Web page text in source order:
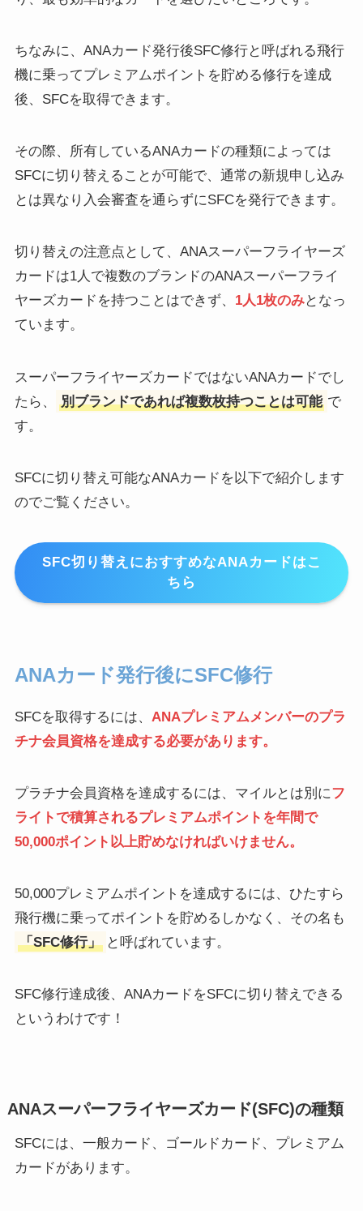
ちなみに、ANAカード発行後SFC修行と呼ばれる飛行
機に乗ってプレミアムポイントを貯める修行を達成
後、SFCを取得できます。
その際、所有しているANAカードの種類によっては
SFCに切り替えることが可能で、通常の新規申し込み
とは異なり入会審査を通らずにSFCを発行できます。
切り替えの注意点として、ANAスーパーフライヤーズ
カードは1人で複数のブランドのANAスーパーフライ
ヤーズカードを持つことはできず、 1人1枚のみとなっ
ています。
スーパーフライヤーズカードではないANAカードでし
たら、
別ブランドであれば複数枚持つことは可能 で
す。
SFCに切り替え可能なANAカードを以下で紹介します
のでご覧ください。
SFC切り替えにおすすめなANAカードはこ
ちら
ANAカード発行後にSFC修行
SFCを取得するには、 ANAプレミアムメンバーのプラ
チナ会員資格を達成する必要があります。
プラチナ会員資格を達成するには、マイルとは別にフ
ライトで積算されるプレミアムポイントを年間で
50,000ポイント以上貯めなければいけません。
50,000プレミアムポイントを達成するには、ひたすら
飛行機に乗ってポイントを貯めるしかなく、その名も
「SFC修行」 と呼ばれています。
SFC修行達成後、ANAカードをSFCに切り替えできる
というわけです！
ANAスーパーフライヤーズカード(SFC)の種類
SFCには、一般カード、ゴールドカード、プレミアム
カードがあります。